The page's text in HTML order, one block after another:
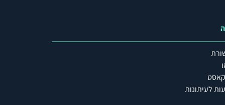
לעיתונות